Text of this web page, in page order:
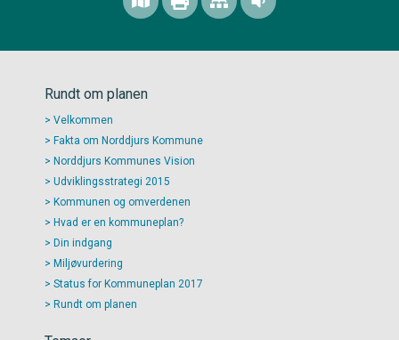
Rundt om planen
Velkommen
Fakta om Norddjurs Kommune
Norddjurs Kommunes Vision
Udviklingsstrategi 2015
Kommunen og omverdenen
Hvad er en kommuneplan?
Din indgang
Miljøvurdering
Status for Kommuneplan 2017
Rundt om planen